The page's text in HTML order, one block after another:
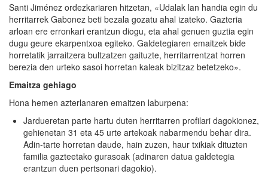
Santi Jiménez ordezkariaren hitzetan, «Udalak lan handia egin du
herritarrek Gabonez beti bezala gozatu ahal izateko. Gazteria
arloan ere erronkari erantzun diogu, eta ahal genuen guztia egin
dugu geure ekarpentxoa egiteko. Galdetegiaren emaitzek bide
horretatik jarraitzera bultzatzen gaituzte, herritarrentzat horren
berezia den urteko sasoi horretan kaleak bizitzaz betetzeko».
Emaitza gehiago
Hona hemen azterlanaren emaitzen laburpena:
Jardueretan parte hartu duten herritarren profilari dagokionez,
gehienetan 31 eta 45 urte artekoak nabarmendu behar dira.
Adin-tarte horretan daude, hain zuzen, haur txikiak dituzten
familia gazteetako gurasoak (adinaren datua galdetegia
erantzun duen pertsonari dagokio).